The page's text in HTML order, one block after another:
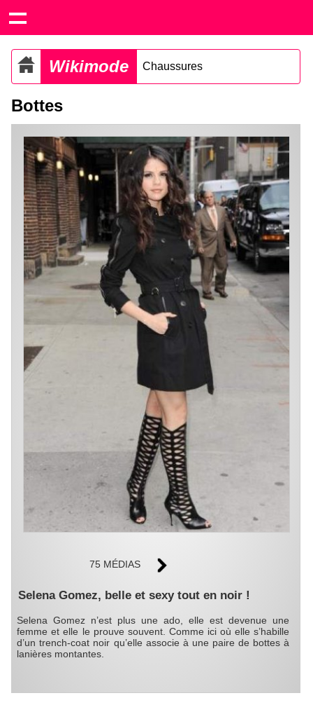
Wikimode Chaussures
Bottes
75 MÉDIAS
Selena Gomez, belle et sexy tout en noir !
Selena Gomez n’est plus une ado, elle est devenue une
femme et elle le prouve souvent. Comme ici où elle s’habille
d’un trench-coat noir qu’elle associe à une paire de bottes à
lanières montantes.